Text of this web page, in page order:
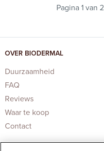
Pagina 1 van 2
OVER BIODERMAL
Duurzaamheid
FAQ
Reviews
Waar te koop
Contact